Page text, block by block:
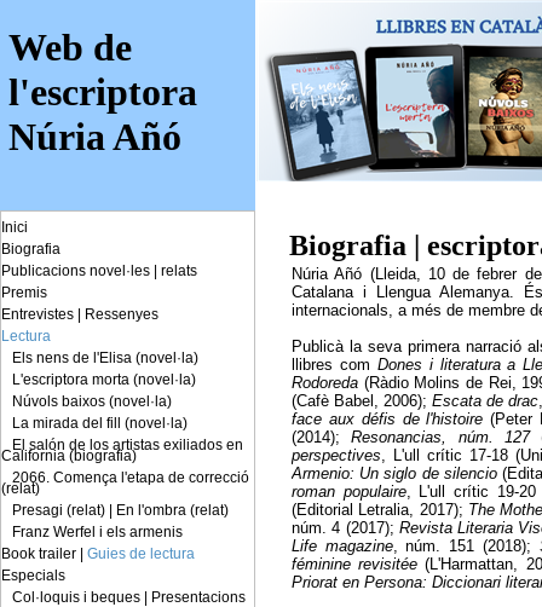
Núria Añó (Lleida, 10 de febrer
Catalana i Llengua Alemanya.
internacionals, a més de membre
Publicà la seva primera narració
llibres com Dones i literatura a
Rodoreda (Ràdio Molins de Rei,
(Cafè Babel, 2006);Escata de drac
face aux défis de l'histoire (Peter
(2014);Resonancias, núm. 127
perspectives, L'ull crític 17-18
Armenio: Un siglo de silencio
roman populaire, L'ull crític 19-20
(Editorial Letralia, 2017); The
núm. 4 (2017); Revista Literaria
Life magazine, núm. 151 (2018);
féminine revisitée (L'Harmattan,
Priorat en Persona: Diccionari
Web de
l'escriptora
Núria Añó
Biografia |
Inici
Biografia
Publicacions novel·les
relats
Premis
Entrevistes
Ressenyes
Lectura
Els nens de l'Elisa (novel·la)
L'escriptora morta (novel·la)
Núvols baixos (novel·la)
La mirada del fill (novel·la)
El salón de los artistas exiliados en
California (biografia)
2066. Comença l'etapa de correcció
(relat)
Presagi (relat)
En l'ombra (relat)
Franz Werfel i els armenis
Book trailer
Guies de lectura
Especials
Col·loquis i beques
Presentacions